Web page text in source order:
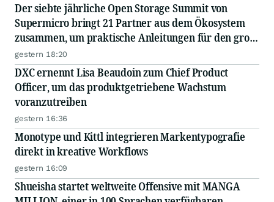
Der siebte jährliche Open Storage Summit von
Supermicro bringt 21 Partner aus dem Ökosystem
zusammen, um praktische Anleitungen für den groß
angelegten Einsatz von KI in Unternehmen
auszutauschen
gestern 18:20
DXC ernennt Lisa Beaudoin zum Chief Product
Officer, um das produktgetriebene Wachstum
voranzutreiben
gestern 16:36
Monotype und Kittl integrieren Markentypografie
direkt in kreative Workflows
gestern 16:09
Shueisha startet weltweite Offensive mit MANGA